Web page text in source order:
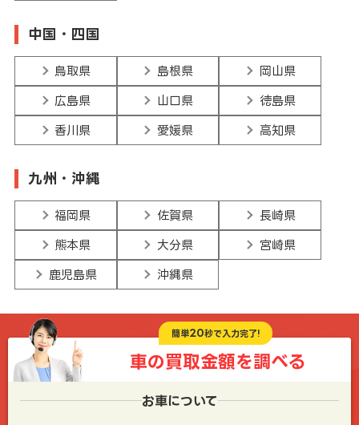
中国・四国
鳥取県 島根県 岡山県
広島県 山口県 徳島県
香川県 愛媛県 高知県
九州・沖縄
福岡県 佐賀県 長崎県
熊本県 大分県 宮崎県
鹿児島県 沖縄県
簡単20秒で入力完了!
車の買取金額を調べる
お車について